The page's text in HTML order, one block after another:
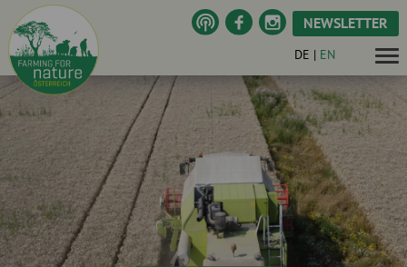
NEWSLETTER
DE | EN